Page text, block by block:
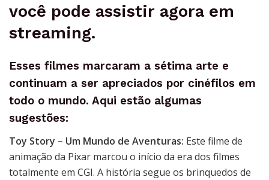
você pode assistir agora em
streaming.
Esses filmes marcaram a sétima arte e
continuam a ser apreciados por cinéfilos em
todo o mundo. Aqui estão algumas
sugestões:
Toy Story – Um Mundo de Aventuras: Este filme de
animação da Pixar marcou o início da era dos filmes
totalmente em CGI. A história segue os brinquedos de